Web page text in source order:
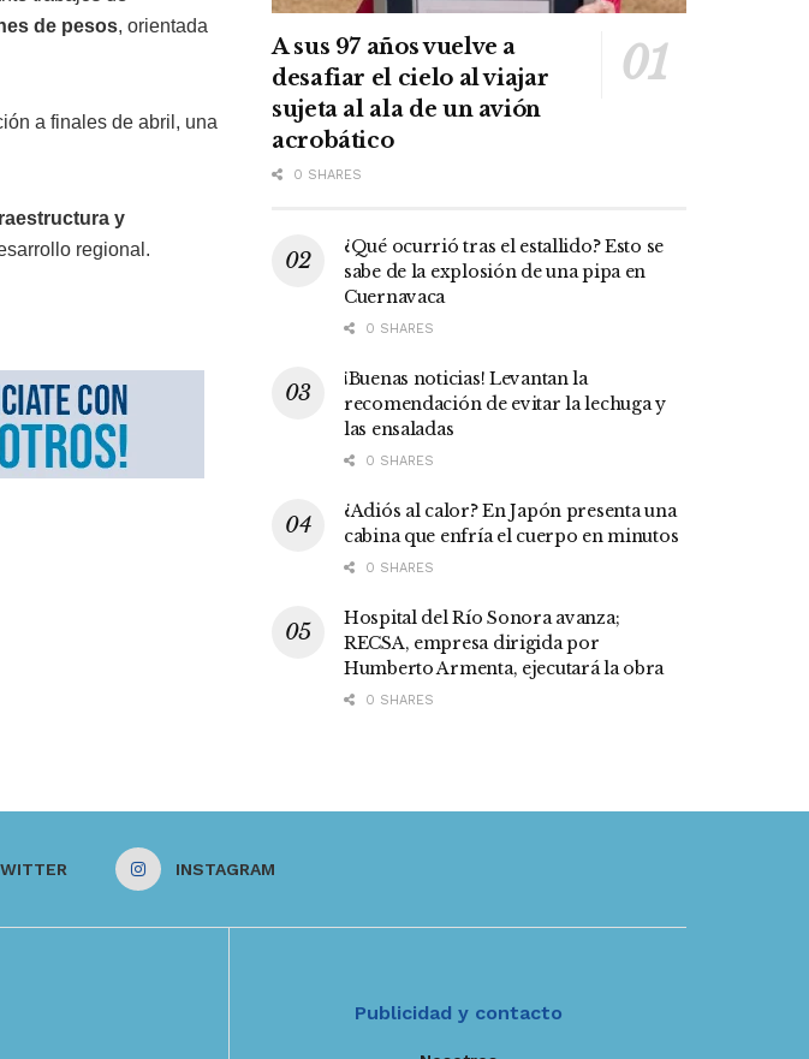
de pesos, orientada
a finales de abril, una
y
regional.
A sus 97 años vuelve a
desafiar el cielo al viajar
sujeta al ala de un avión
acrobático
0 SHARES
¿Qué ocurrió tras el estallido? Esto se
sabe de la explosión de una pipa en
Cuernavaca
0 SHARES
¡Buenas noticias! Levantan la
recomendación de evitar la lechuga y
las ensaladas
0 SHARES
¿Adiós al calor? En Japón presenta una
cabina que enfría el cuerpo en minutos
0 SHARES
Hospital del Río Sonora avanza;
RECSA, empresa dirigida por
Humberto Armenta, ejecutará la obra
0 SHARES
INSTAGRAM
Publicidad y contacto